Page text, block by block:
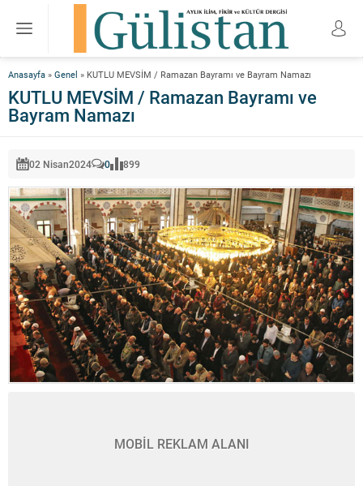
Anasayfa » Genel » KUTLU MEVSİM / Ramazan Bayramı ve Bayram Namazı
KUTLU MEVSİM / Ramazan Bayramı ve
Bayram Namazı
02 Nisan2024 0 899
MOBİL REKLAM ALANI